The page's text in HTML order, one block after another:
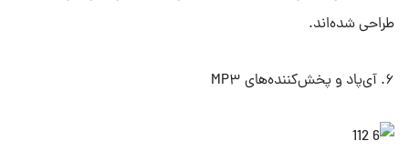
طراحی شده‌اند.
۶. آی‌پاد و پخش‌کننده‌های MP۳